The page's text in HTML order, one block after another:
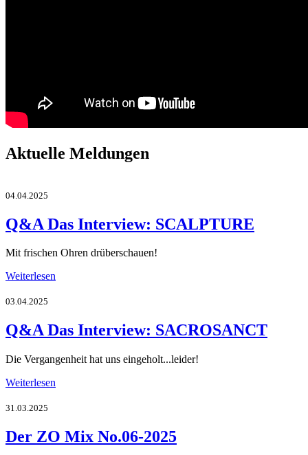
Aktuelle Meldungen
04.04.2025
Q&A Das Interview: SCALPTURE
Mit frischen Ohren drüberschauen!
Weiterlesen
03.04.2025
Q&A Das Interview: SACROSANCT
Die Vergangenheit hat uns eingeholt...leider!
Weiterlesen
31.03.2025
Der ZO Mix No.06-2025